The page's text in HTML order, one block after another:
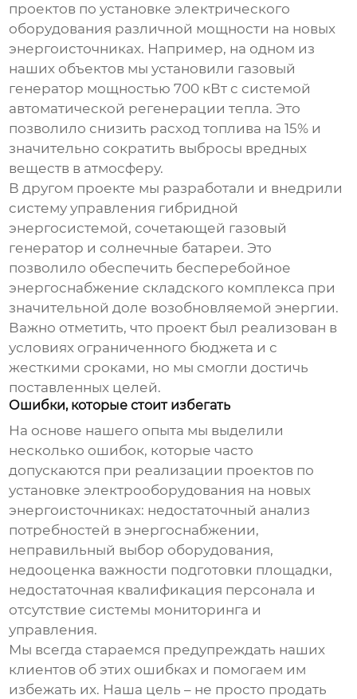
проектов по установкеэлектрического
оборудования различной мощности на новых
энергоисточниках. Например, на одном из
наших объектов мы установили газовый
генератор мощностью 700 кВт с системой
автоматической регенерации тепла. Это
позволило снизить расход топлива на 15% и
значительно сократить выбросы вредных
веществ в атмосферу.
В другом проекте мы разработали и внедрили
систему управления гибридной
энергосистемой, сочетающей газовый
генератор и солнечные батареи. Это
позволило обеспечить бесперебойное
энергоснабжение складского комплекса при
значительной доле возобновляемой энергии.
Важно отметить, что проект был реализован в
условиях ограниченного бюджета и с
жесткими сроками, но мы смогли достичь
поставленных целей.
Ошибки, которые стоит избегать
На основе нашего опыта мы выделили
несколько ошибок, которые часто
допускаются при реализации проектов по
установкеэлектрооборудования на новых
энергоисточниках: недостаточный анализ
потребностей в энергоснабжении,
неправильный выбор оборудования,
недооценка важности подготовки площадки,
недостаточная квалификация персонала и
отсутствие системы мониторинга и
управления.
Мы всегда стараемся предупреждать наших
клиентов об этих ошибках и помогаем им
избежать их. Наша цель – не просто продать